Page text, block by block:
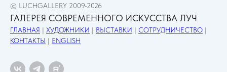
© LUCHGALLERY 2009-2026
ГАЛЕРЕЯ СОВРЕМЕННОГО ИСКУССТВА ЛУЧ
ГЛАВНАЯ | ХУДОЖНИКИ | ВЫСТАВКИ | СОТРУДНИЧЕСТВО |
КОНТАКТЫ | ENGLISH